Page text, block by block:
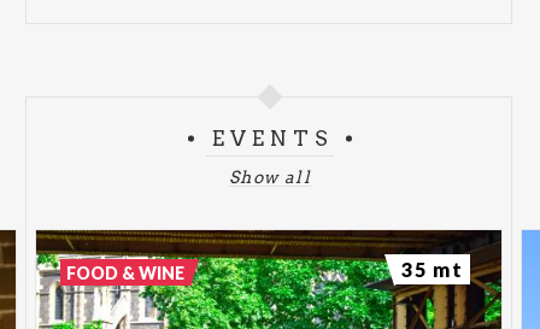
EVENTS
Show all
FOOD & WINE 35 mt